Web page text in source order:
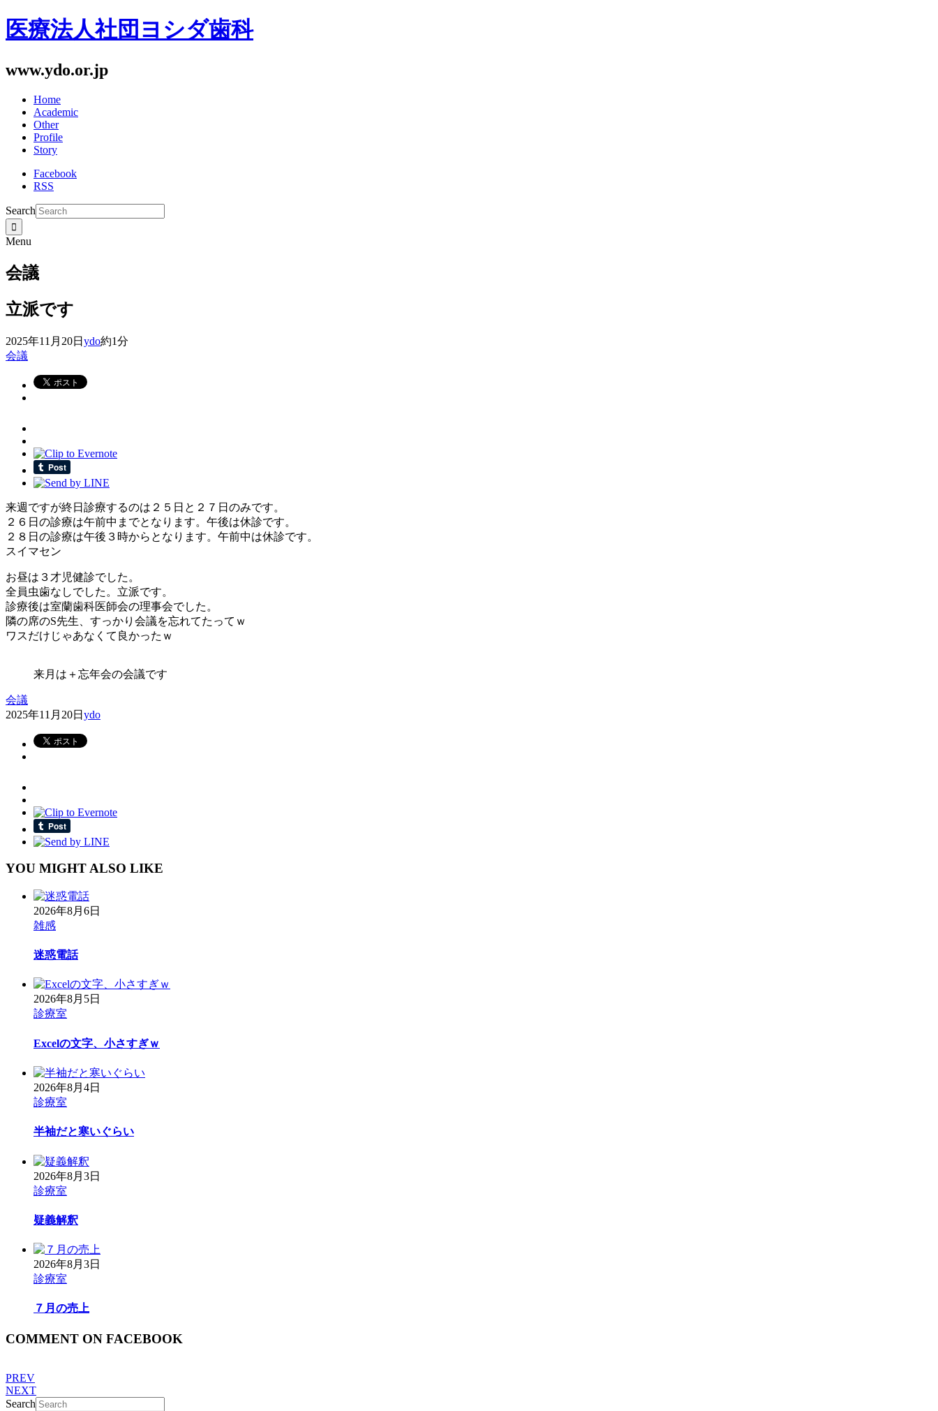
医療法人社団ヨシダ歯科
www.ydo.or.jp
Home
Academic
Other
Profile
Story
Facebook
RSS
Search
Menu
会議
立派です
2025年11月20日 ydo約1分
会議
来週ですが終日診療するのは２５日と２７日のみです。
２６日の診療は午前中までとなります。午後は休診です。
２８日の診療は午後３時からとなります。午前中は休診です。
スイマセン
お昼は３才児健診でした。
全員虫歯なしでした。立派です。
診療後は室蘭歯科医師会の理事会でした。
隣の席のS先生、すっかり会議を忘れてたってｗ
ワスだけじゃあなくて良かったｗ
来月は＋忘年会の会議です
会議
2025年11月20日 ydo
YOU MIGHT ALSO LIKE
2026年8月6日
雑感
迷惑電話
2026年8月5日
診療室
Excelの文字、小さすぎｗ
2026年8月4日
診療室
半袖だと寒いぐらい
2026年8月3日
診療室
疑義解釈
2026年8月3日
診療室
７月の売上
COMMENT ON FACEBOOK
PREV
NEXT
Search